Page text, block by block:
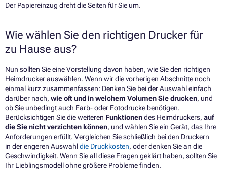
Der Papiereinzug dreht die Seiten für Sie um.
Wie wählen Sie den richtigen Drucker für
zu Hause aus?
Nun sollten Sie eine Vorstellung davon haben, wie Sie den richtigen
Heimdrucker auswählen. Wenn wir die vorherigen Abschnitte noch
einmal kurz zusammenfassen: Denken Sie bei der Auswahl einfach
darüber nach, wie oft und in welchem Volumen Sie drucken, und
ob Sie unbedingt auch Farb- oder Fotodrucke benötigen.
Berücksichtigen Sie die weiteren Funktionendes Heimdruckers, auf
die Sie nicht verzichten können, und wählen Sie ein Gerät, das Ihre
Anforderungen erfüllt. Vergleichen Sie schließlich bei den Druckern
in der engeren Auswahldie Druckkosten, oder denken Sie an die
Geschwindigkeit. Wenn Sie all diese Fragen geklärt haben, sollten Sie
Ihr Lieblingsmodell ohne größere Probleme finden.